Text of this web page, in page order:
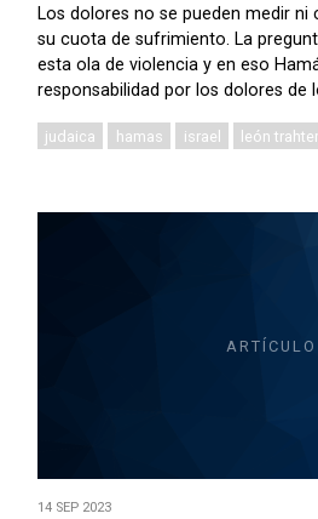
Los dolores no se pueden medir ni
su cuota de sufrimiento. La
esta ola de violencia y en eso
responsabilidad por los dolores de
judaica hamas israel león
ARTÍCULO
14 SEP 2023